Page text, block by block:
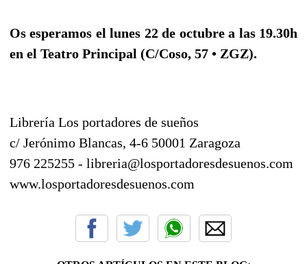
Os esperamos el lunes 22 de octubre a las 19.30h
en el Teatro Principal (C/Coso, 57 • ZGZ).
Librería Los portadores de sueños
c/ Jerónimo Blancas, 4-6 50001 Zaragoza
976 225255 - libreria@losportadoresdesuenos.com
www.losportadoresdesuenos.com